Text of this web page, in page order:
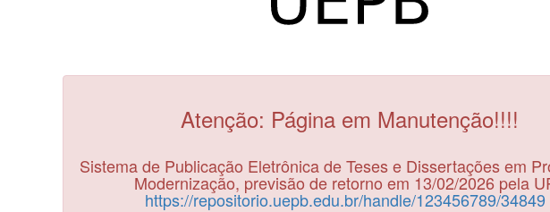
Atenção: Página em Manutenção!!!!
Sistema de Publicação Eletrônica de Teses e Dissertações em
Modernização, previsão de retorno em 13/02/2026 pela
https://repositorio.uepb.edu.br/handle/123456789/34849